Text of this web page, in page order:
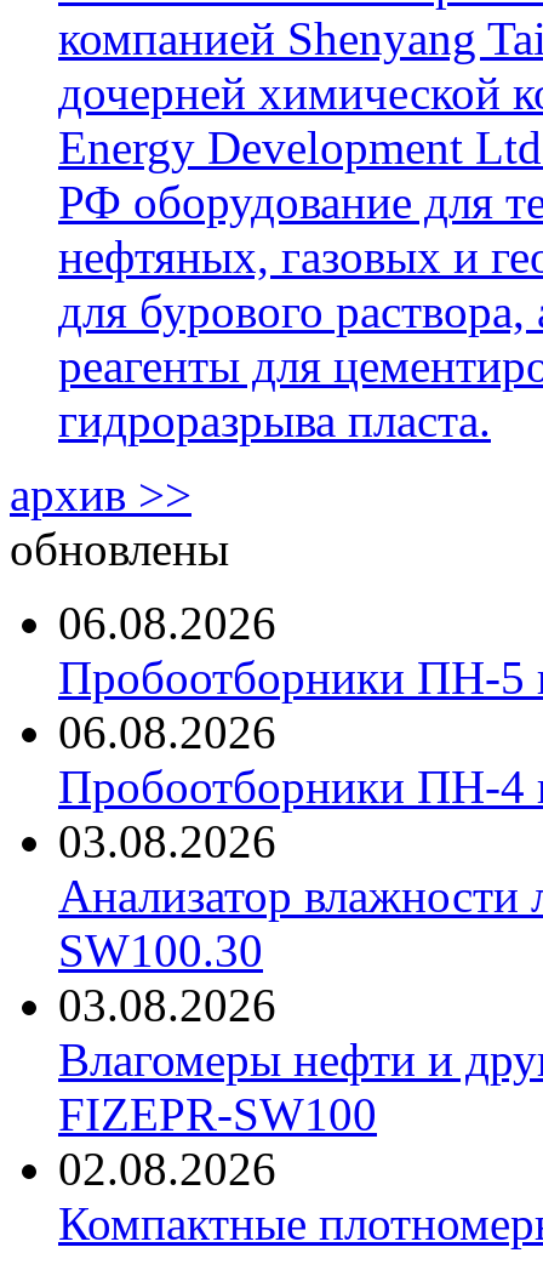
компанией Shenyang
дочерней химической
Energy Development
РФ оборудование для
нефтяных, газовых и
для бурового
реагенты для
гидроразрыва пласта.
архив >>
обновлены
06.08.2026
Пробоотборники ПН-
06.08.2026
Пробоотборники ПН-
03.08.2026
Анализатор
SW100.30
03.08.2026
Влагомеры нефти и
FIZEPR-SW100
02.08.2026
Компактные